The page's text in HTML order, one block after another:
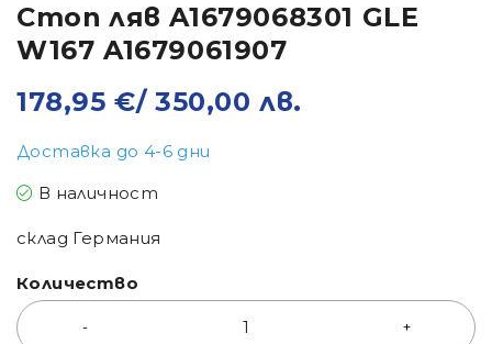
Стоп ляв A1679068301 GLE
W167 A1679061907
178,95€/ 350,00 лв.
Доставка до 4-6 дни
В наличност
склад Германия
Количество